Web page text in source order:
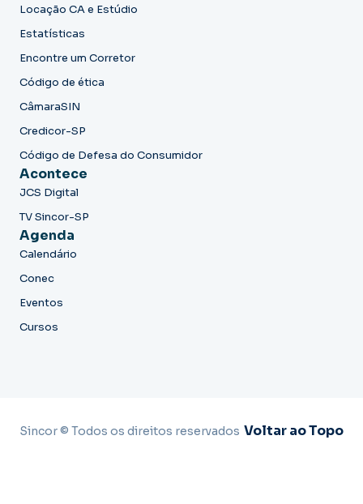
Locação CA e Estúdio
Estatísticas
Encontre um Corretor
Código de ética
CâmaraSIN
Credicor-SP
Código de Defesa do Consumidor
Acontece
JCS Digital
TV Sincor-SP
Agenda
Calendário
Conec
Eventos
Cursos
Sincor © Todos os direitos reservados Voltar ao Topo